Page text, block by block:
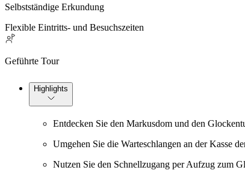
Selbstständige Erkundung
Flexible Eintritts- und Besuchszeiten
Geführte Tour
Highlights
Entdecken Sie den Markusdom und den
Umgehen Sie die Warteschlangen an der Kasse
Nutzen Sie den Schnellzugang per Aufzug zum